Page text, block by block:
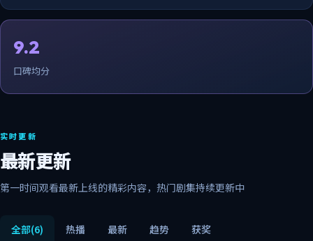
9.2
口碑均分
实时更新
最新更新
第一时间观看最新上线的精彩内容，热门剧集持续更新中
全部(6) 热播 最新 趋势 获奖